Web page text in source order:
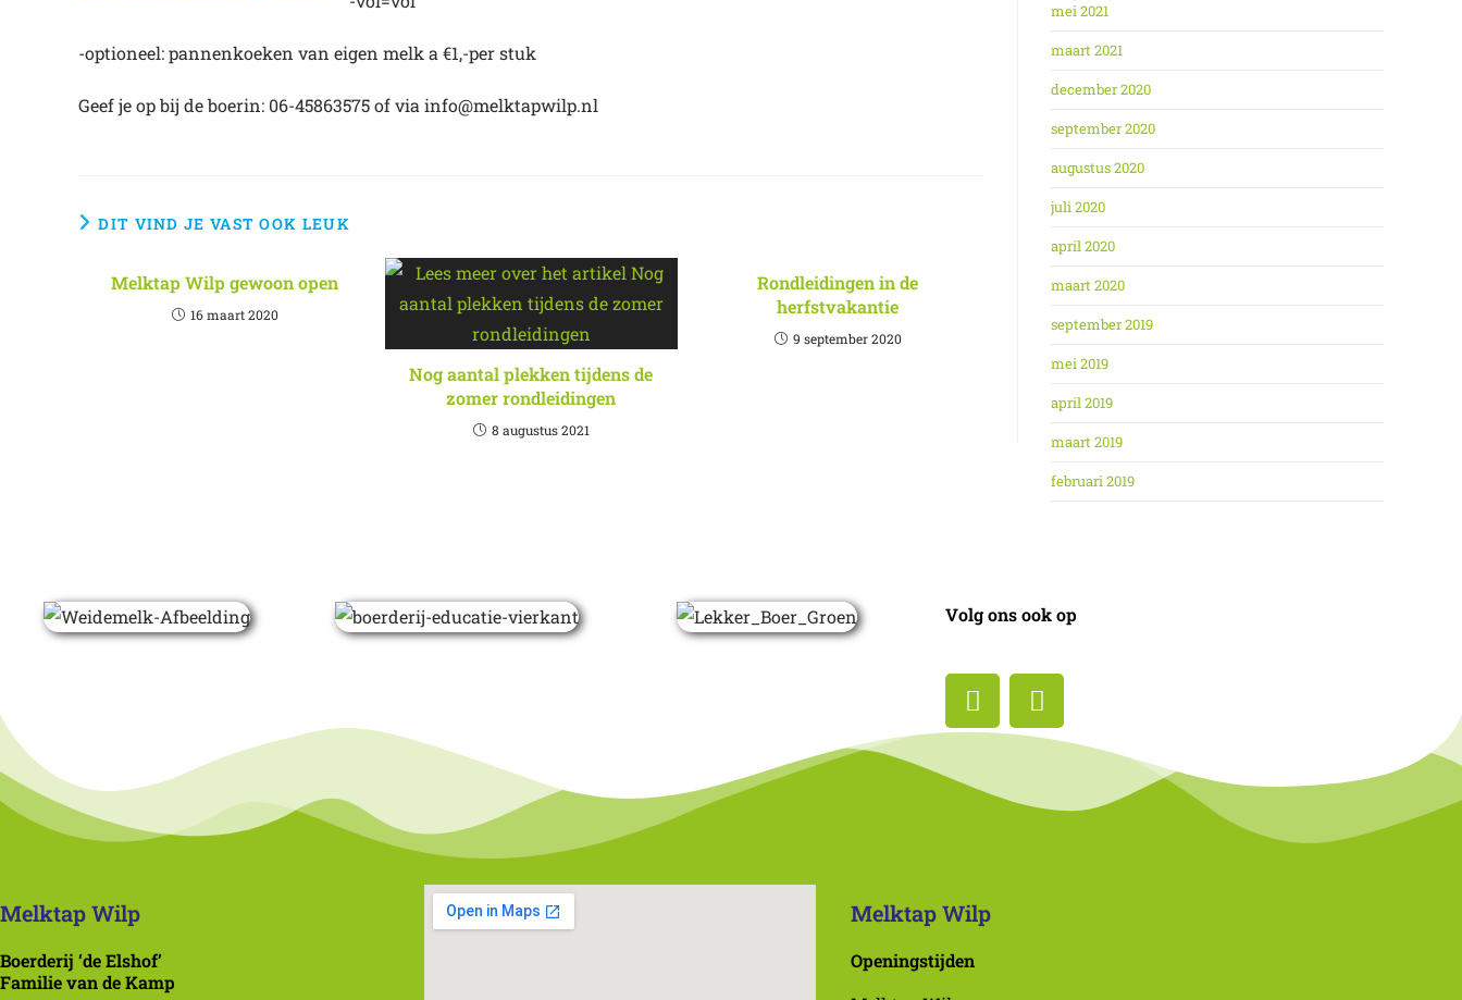
-optioneel: pannenkoeken van eigen melk a €1,-per stuk
Geef je op bij de boerin: 06-45863575 of via info@melktapwilp.nl
DIT VIND JE VAST OOK LEUK
Melktap Wilp gewoon open
16 maart 2020
Nog aantal plekken tijdens de
zomer rondleidingen
8 augustus 2021
Rondleidingen in de
herfstvakantie
9 september 2020
mei 2021
maart 2021
december 2020
september 2020
augustus 2020
juli 2020
april 2020
maart 2020
september 2019
mei 2019
april 2019
maart 2019
februari 2019
Volg ons ook op
Melktap Wilp
Boerderij ‘de Elshof’
Familie van de Kamp
Melktap Wilp
Openingstijden